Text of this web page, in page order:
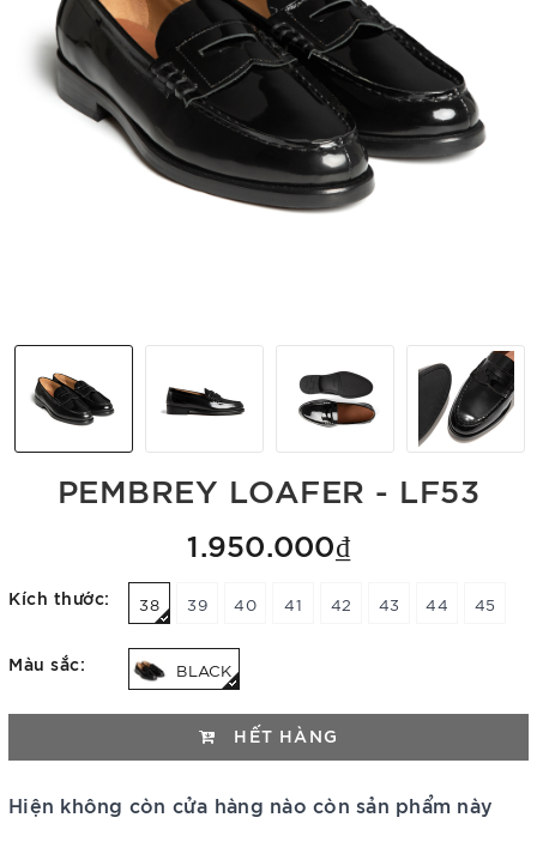
PEMBREY LOAFER - LF53
1.950.000₫
Kích thước: 38 39 40 41 42 43 44 45
Màu sắc: BLACK
HẾT HÀNG
Hiện không còn cửa hàng nào còn sản phẩm này